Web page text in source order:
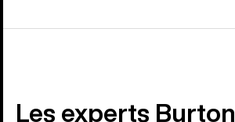
Les experts Burton